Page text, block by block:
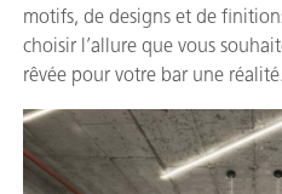
motifs, de designs et de
choisir l’allure que vous
rêvée pour votre bar une réalité.